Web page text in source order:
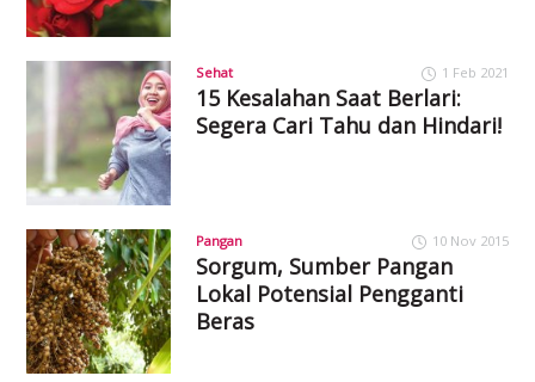
Sehat 1 Feb 2021
15 Kesalahan Saat Berlari:
Segera Cari Tahu dan Hindari!
Pangan 10 Nov 2015
Sorgum, Sumber Pangan
Lokal Potensial Pengganti
Beras